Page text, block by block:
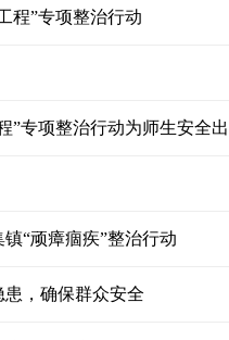
程”专项整治行动
”专项整治行动为师生安全
“顽瘴痼疾”整治行动
，确保群众安全